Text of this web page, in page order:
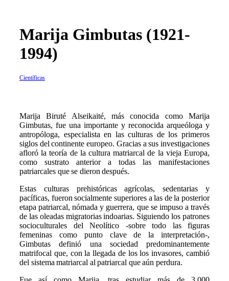
Marija Gimbutas (1921-
1994)
Científicas
Marija Biruté Alseikaité, más conocida como Marija
Gimbutas, fue una importante y reconocida arqueóloga y
antropóloga, especialista en las culturas de los primeros
siglos del continente europeo. Gracias a sus investigaciones
afloró la teoría de la cultura matriarcal de la vieja Europa,
como sustrato anterior a todas las manifestaciones
patriarcales que se dieron después.
Estas culturas prehistóricas agrícolas, sedentarias y
pacíficas, fueron socialmente superiores a las de la posterior
etapa patriarcal, nómada y guerrera, que se impuso a través
de las oleadas migratorias indoarias. Siguiendo los patrones
socioculturales del Neolítico -sobre todo las figuras
femeninas como punto clave de la interpretación-,
Gimbutas definió una sociedad predominantemente
matrifocal que, con la llegada de los los invasores, cambió
del sistema matriarcal al patriarcal que aún perdura.